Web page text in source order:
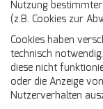
Nutzung
(z.B. Cookies zur
Cookies haben
technisch
diese nicht
oder die Anzeige
Nutzerverhalten